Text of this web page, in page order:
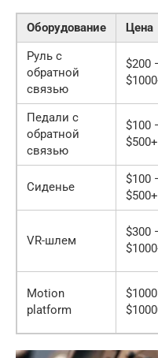
Оборудование Цена
Руль с
обратной
связью
$200
Педали с
обратной
связью
$100
$500+
Сиденье
$100
$500+
VR-шлем
$300
Motion
platform